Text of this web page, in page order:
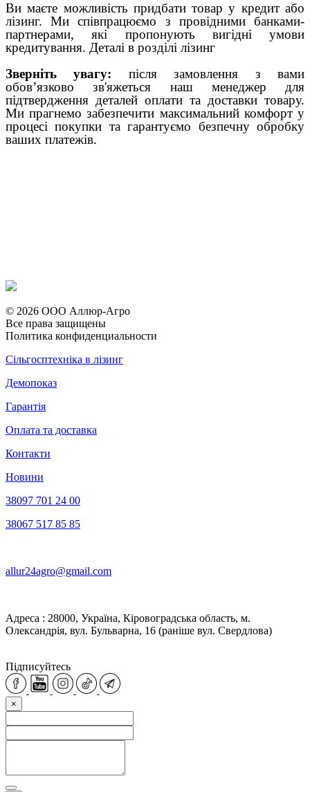
Ви маєте можливість придбати товар у кредит або
лізинг. Ми співпрацюємо з провідними банками-
партнерами, які пропонують вигідні умови
кредитування. Деталі в розділі лізинг
Зверніть увагу: після замовлення з вами
обов’язково зв'яжеться наш менеджер для
підтвердження деталей оплати та доставки товару.
Ми прагнемо забезпечити максимальний комфорт у
процесі покупки та гарантуємо безпечну обробку
ваших платежів.
© 2026 ООО Аллюр-Агро
Все права защищены
Политика конфиденциальности
Сільгосптехніка в лізинг
Демопоказ
Гарантія
Оплата та доставка
Контакти
Новини
38097 701 24 00
38067 517 85 85
allur24agro@gmail.com
Адреса : 28000, Україна, Кіровоградська область, м.
Олександрія, вул. Бульварна, 16 (раніше вул. Свердлова)
Підписуйтесь
×